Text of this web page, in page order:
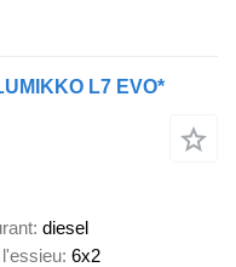
L7 EVO*
diesel
6x2